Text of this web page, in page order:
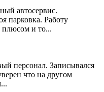
автосервис.
парковка. Работу
плюсом и то...
персонал. Записывался
что на другом